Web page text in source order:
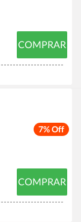
COMPRAR
7% Off
COMPRAR